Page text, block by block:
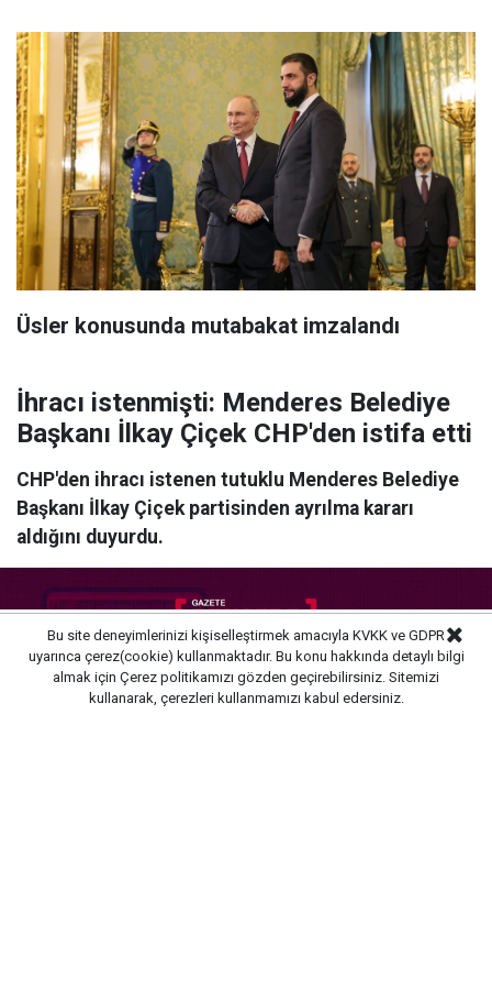
Üsler konusunda mutabakat imzalandı
İhracı istenmişti: Menderes Belediye
Başkanı İlkay Çiçek CHP'den istifa etti
CHP'den ihracı istenen tutuklu Menderes Belediye
Başkanı İlkay Çiçek partisinden ayrılma kararı
aldığını duyurdu.
Bu site deneyimlerinizi kişiselleştirmek amacıyla KVKK ve GDPR
uyarınca çerez(cookie) kullanmaktadır. Bu konu hakkında detaylı bilgi
almak için Çerez politikamızı gözden geçirebilirsiniz. Sitemizi
kullanarak, çerezleri kullanmamızı kabul edersiniz.